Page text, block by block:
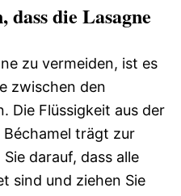
die Lasagne
zu vermeiden, ist es
zwischen den
Die Flüssigkeit aus der
trägt zur
darauf, dass alle
sind und ziehen Sie